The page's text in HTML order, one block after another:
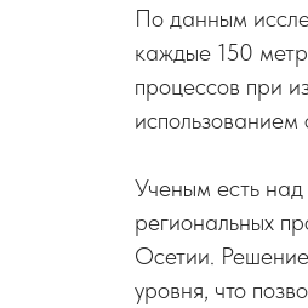
По данным
каждые 150
процессов при
использованием
Ученым есть
региональных
Осетии.
уровня, что